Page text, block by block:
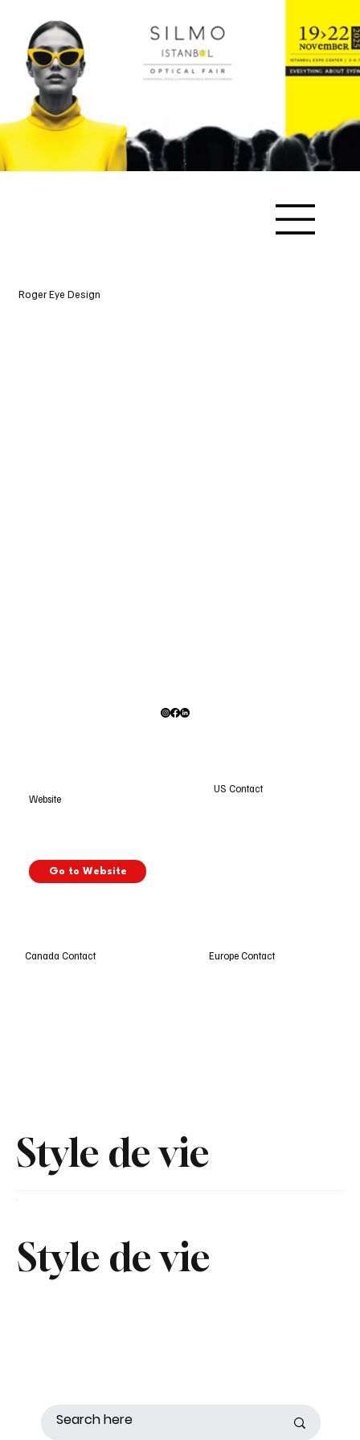
Style de vie
Roger Eye Design
Website
Go to Website
US Contact
Canada Contact Europe Contact
Style de vie